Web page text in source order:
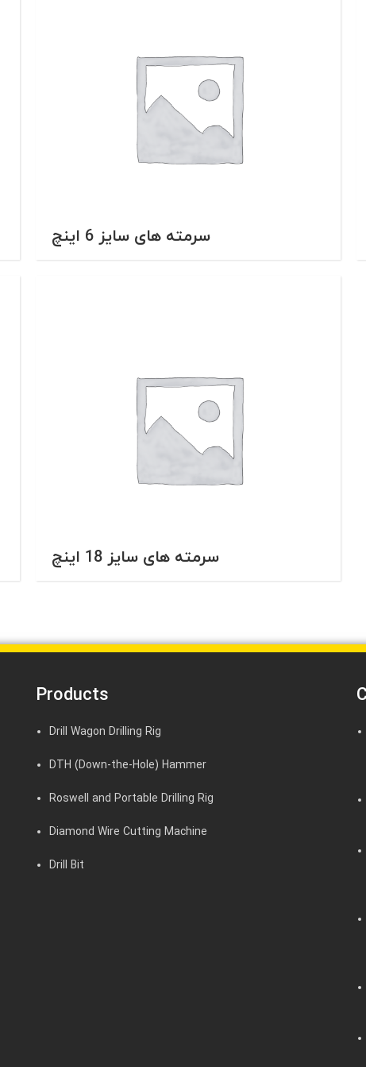
سرمته های سایز 6 اینچ
سرمته های سایز 18 اینچ
Products
Drill Wagon Drilling Rig
DTH (Down-the-Hole) Hammer
Roswell and Portable Drilling Rig
Diamond Wire Cutting Machine
Drill Bit